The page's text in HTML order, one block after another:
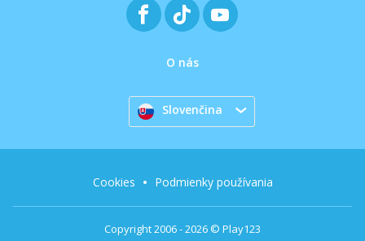
O nás
Slovenčina
Copyright 2006 - 2026 © Play123
Cookies Podmienky používania